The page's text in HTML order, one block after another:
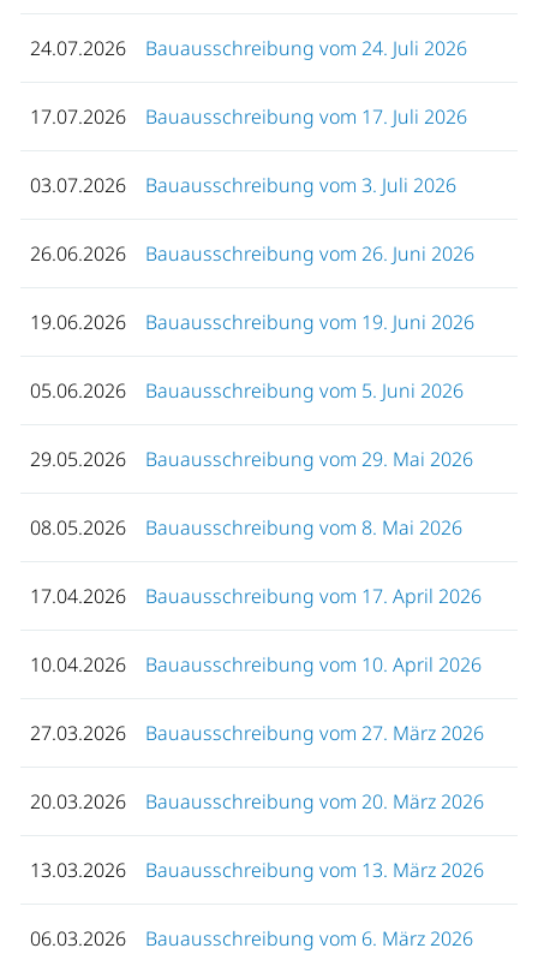
24.07.2026 Bauausschreibung vom 24. Juli 2026
17.07.2026 Bauausschreibung vom 17. Juli 2026
03.07.2026 Bauausschreibung vom 3. Juli 2026
26.06.2026 Bauausschreibung vom 26. Juni 2026
19.06.2026 Bauausschreibung vom 19. Juni 2026
05.06.2026 Bauausschreibung vom 5. Juni 2026
29.05.2026 Bauausschreibung vom 29. Mai 2026
08.05.2026 Bauausschreibung vom 8. Mai 2026
17.04.2026 Bauausschreibung vom 17. April 2026
10.04.2026 Bauausschreibung vom 10. April 2026
27.03.2026 Bauausschreibung vom 27. März 2026
20.03.2026 Bauausschreibung vom 20. März 2026
13.03.2026 Bauausschreibung vom 13. März 2026
06.03.2026 Bauausschreibung vom 6. März 2026